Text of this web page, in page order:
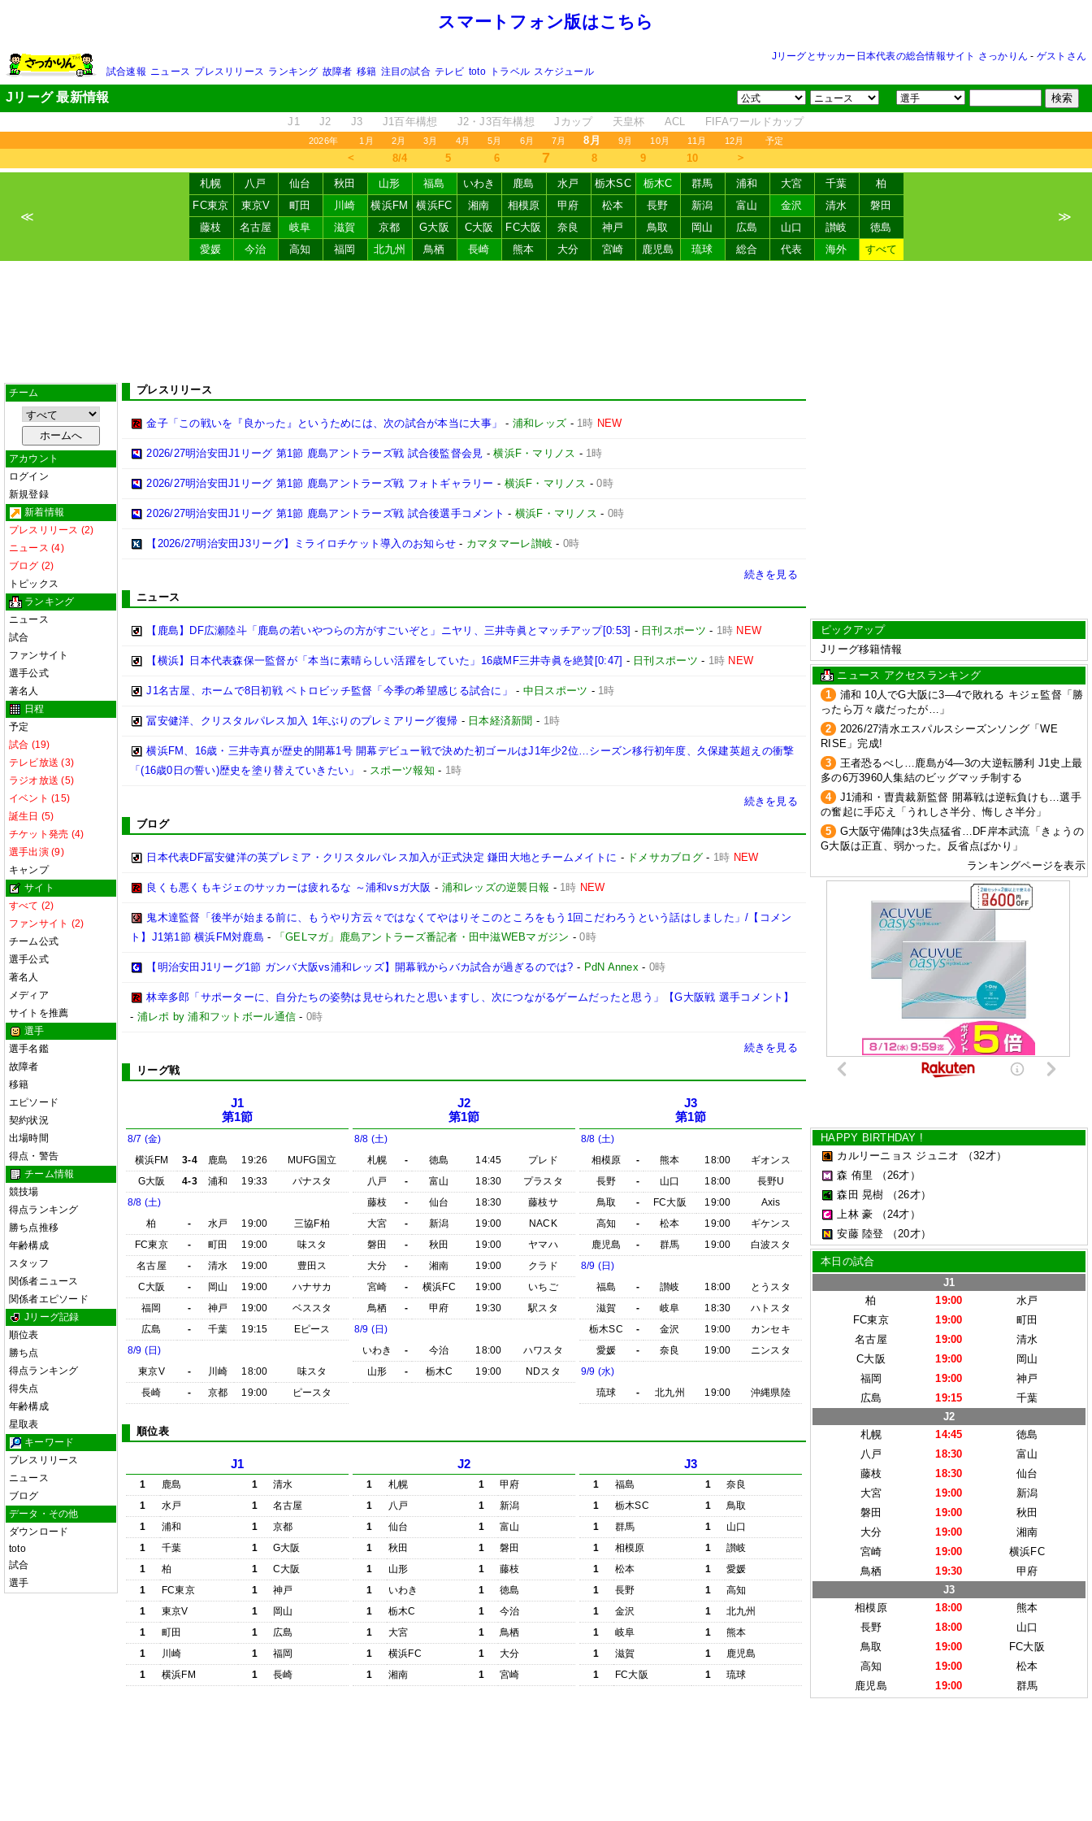
スマートフォン版はこちら
Jリーグとサッカー日本代表の総合情報サイト さっかりん - ゲストさん
試合速報 ニュース プレスリリース ランキング 故障者 移籍 注目の試合 テレビ toto トラベル スケジュール
Jリーグ 最新情報
J1 J2 J3 J1百年構想 J2・J3百年構想 Jカップ 天皇杯 ACL FIFAワールドカップ
2026年 1月 2月 3月 4月 5月 6月 7月 8月 9月 10月 11月 12月 予定
＜ 8/4 5 6 7 8 9 10 ＞
≪
札幌 八戸 仙台 秋田 山形 福島 いわき 鹿島 水戸 栃木SC 栃木C 群馬 浦和 大宮 千葉
柏
FC東京
東京V 町田 川崎 横浜FM 横浜FC 湘南 相模原 甲府 松本 長野 新潟 富山 金沢 清水
磐田
藤枝
名古屋 岐阜 滋賀 京都 G大阪 C大阪 FC大阪 奈良 神戸 鳥取 岡山 広島 山口 讃岐
徳島
愛媛
今治 高知 福岡 北九州 鳥栖 長崎 熊本 大分 宮崎 鹿児島 琉球 総合 代表 海外 すべて
≫
チーム
アカウント
ログイン
新規登録
新着情報
プレスリリース (2)
ニュース (4)
ブログ (2)
トピックス
ランキング
ニュース
試合
ファンサイト
選手公式
著名人
日程
予定
試合 (19)
テレビ放送 (3)
ラジオ放送 (5)
イベント (15)
誕生日 (5)
チケット発売 (4)
選手出演 (9)
キャンプ
サイト
すべて (2)
ファンサイト (2)
チーム公式
選手公式
著名人
メディア
サイトを推薦
選手
選手名鑑
故障者
移籍
エピソード
契約状況
出場時間
得点・警告
チーム情報
競技場
得点ランキング
勝ち点推移
年齢構成
スタッフ
関係者ニュース
関係者エピソード
Jリーグ記録
順位表
勝ち点
得点ランキング
得失点
年齢構成
星取表
キーワード
プレスリリース
ニュース
ブログ
データ・その他
ダウンロード
toto
試合
選手
プレスリリース
金子「この戦いを『良かった』というためには、次の試合が本当に大事」 - 浦和レッズ - 1時 NEW
2026/27明治安田J1リーグ 第1節 鹿島アントラーズ戦 試合後監督会見 -横浜F・マリノス - 1時
2026/27明治安田J1リーグ 第1節 鹿島アントラーズ戦 フォトギャラリー - 横浜F・マリノス -0時
2026/27明治安田J1リーグ 第1節 鹿島アントラーズ戦 試合後選手コメント - 横浜F・マリノス - 0時
【2026/27明治安田J3リーグ】ミライロチケット導入のお知らせ - カマタマーレ讃岐 - 0時
続きを見る
ニュース
【鹿島】DF広瀬陸斗「鹿島の若いやつらの方がすごいぞと」ニヤリ、三井寺眞とマッチアップ[0:53] - 日刊スポーツ - 1時 NEW
【横浜】日本代表森保一監督が「本当に素晴らしい活躍をしていた」16歳MF三井寺眞を絶賛[0:47] - 日刊スポーツ - 1時 NEW
J1名古屋、ホームで8日初戦 ペトロビッチ監督「今季の希望感じる試合に」 - 中日スポーツ - 1時
冨安健洋、クリスタルパレス加入 1年ぶりのプレミアリーグ復帰 - 日本経済新聞 - 1時
横浜FM、16歳・三井寺真が歴史的開幕1号 開幕デビュー戦で決めた初ゴールはJ1年少2位…シーズン移行初年度、久保建英超えの衝撃
「(16歳0日の誓い)歴史を塗り替えていきたい」
- スポーツ報知 - 1時
続きを見る
ブログ
日本代表DF冨安健洋の英プレミア・クリスタルパレス加入が正式決定 鎌田大地とチームメイトに - ドメサカブログ- 1時 NEW
良くも悪くもキジェのサッカーは疲れるな ～浦和vsガ大阪 - 浦和レッズの逆襲日報 - 1時 NEW
鬼木達監督「後半が始まる前に、もうやり方云々ではなくてやはりそこのところをもう1回こだわろうという話はしました」/【コメン
ト】J1第1節 横浜FM対鹿島 - 「GELマガ」鹿島アントラーズ番記者・田中滋WEBマガジン -0時
【明治安田J1リーグ1節 ガンバ大阪vs浦和レッズ】開幕戦からバカ試合が過ぎるのでは? - PdN Annex- 0時
林幸多郎「サポーターに、自分たちの姿勢は見せられたと思いますし、次につながるゲームだったと思う」【G大阪戦 選手コメント】
- 浦レポ by 浦和フットボール通信 - 0時
続きを見る
リーグ戦
J1
第1節
8/7 (金)
横浜FM
3-4 鹿島 19:26
MUFG国立
G大阪
4-3 浦和 19:33
パナスタ
8/8 (土)
柏
- 水戸 19:00
三協F柏
FC東京
- 町田 19:00
味スタ
名古屋
- 清水 19:00
豊田ス
C大阪
- 岡山 19:00
ハナサカ
福岡
- 神戸 19:00
ベススタ
広島
- 千葉 19:15
Eピース
8/9 (日)
東京V
- 川崎 18:00
味スタ
長崎
- 京都 19:00 ピースタ
J2
第1節
8/8 (土)
札幌
- 徳島 14:45
プレド
八戸
- 富山 18:30
プラスタ
藤枝
- 仙台 18:30
藤枝サ
大宮
- 新潟 19:00
NACK
磐田
- 秋田 19:00
ヤマハ
大分
- 湘南 19:00
クラド
宮崎
- 横浜FC 19:00
いちご
鳥栖
- 甲府 19:30
駅スタ
8/9 (日)
いわき
- 今治 18:00
ハワスタ
山形
- 栃木C 19:00 NDスタ
J3
第1節
8/8 (土)
相模原
- 熊本 18:00
ギオンス
長野
- 山口 18:00
長野U
鳥取
- FC大阪 19:00
Axis
高知
- 松本 19:00
ギケンス
鹿児島
- 群馬 19:00
白波スタ
8/9 (日)
福島
- 讃岐 18:00
とうスタ
滋賀
- 岐阜 18:30
ハトスタ
栃木SC
- 金沢 19:00
カンセキ
愛媛
- 奈良 19:00
ニンスタ
9/9 (水)
琉球
- 北九州 19:00 沖縄県陸
順位表
J1
1 鹿島 1
清水
1
水戸 1
名古屋
1
浦和 1
京都
1
千葉 1
G大阪
1
柏 1
C大阪
1
FC東京 1
神戸
1
東京V 1
岡山
1
町田 1
広島
1
川崎 1
福岡
1
横浜FM 1 長崎
J2
1 札幌 1
甲府
1
八戸 1
新潟
1
仙台 1
富山
1
秋田 1
磐田
1
山形 1
藤枝
1
いわき 1
徳島
1
栃木C 1
今治
1
大宮 1
鳥栖
1
横浜FC 1
大分
1
湘南 1 宮崎
J3
1 福島 1
奈良
1
栃木SC 1
鳥取
1
群馬 1
山口
1
相模原 1
讃岐
1
松本 1
愛媛
1
長野 1
高知
1
金沢 1
北九州
1
岐阜 1
熊本
1
滋賀 1
鹿児島
1
FC大阪 1 琉球
ピックアップ
Jリーグ移籍情報
ニュース アクセスランキング
1
浦和 10人でG大阪に3―4で敗れる キジェ監督「勝
ったら万々歳だったが…」
2
2026/27清水エスパルスシーズンソング「WE
RISE」完成!
3
王者恐るべし…鹿島が4―3の大逆転勝利 J1史上最
多の6万3960人集結のビッグマッチ制する
4
J1浦和・曺貴裁新監督 開幕戦は逆転負けも…選手
の奮起に手応え「うれしさ半分、悔しさ半分」
5
G大阪守備陣は3失点猛省…DF岸本武流「きょうの
G大阪は正直、弱かった。反省点ばかり」
ランキングページを表示
HAPPY BIRTHDAY !
カルリーニョス ジュニオ
（32才）
森 侑里
（26才）
森田 晃樹
（26才）
上林 豪
（24才）
安藤 陸登
（20才）
本日の試合
J1
柏
19:00
水戸
FC東京
19:00
町田
名古屋
19:00
清水
C大阪
19:00
岡山
福岡
19:00
神戸
広島
19:15
千葉
J2
札幌
14:45
徳島
八戸
18:30
富山
藤枝
18:30
仙台
大宮
19:00
新潟
磐田
19:00
秋田
大分
19:00
湘南
宮崎
19:00
横浜FC
鳥栖
19:30
甲府
J3
相模原
18:00
熊本
長野
18:00
山口
鳥取
19:00
FC大阪
高知
19:00
松本
鹿児島
19:00 群馬